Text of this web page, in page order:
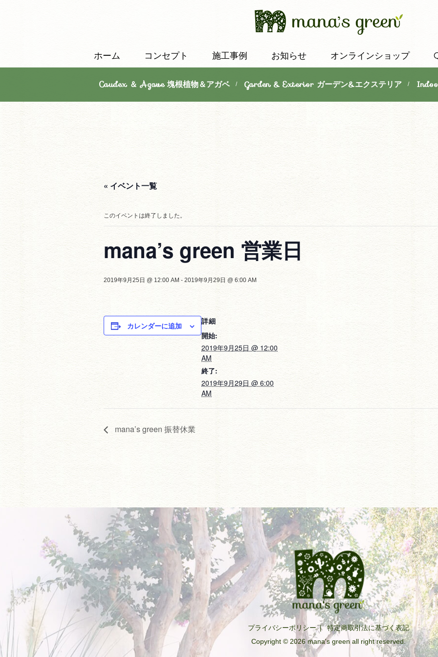
ホーム コンセプト 施工事例 お知らせ オンラインショップ
Caudex ＆ Agave 塊根植物＆アガベ/ Garden & Exterior ガーデン&エクステリア/
« イベント一覧
このイベントは終了しました。
mana’s green 営業日
2019年9月25日 @ 12:00 AM - 2019年9月29日 @ 6:00 AM
カレンダーに追加
詳細
開始:
2019年9月25日 @ 12:00
AM
終了:
2019年9月29日 @ 6:00
AM
mana’s green 振替休業
プライバシーポリシー|特定商取引法に基づく表記
Copyright © 2026 mana's green all right reserved.